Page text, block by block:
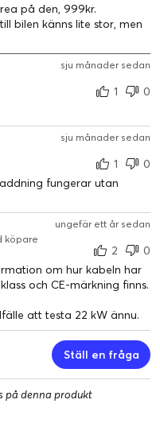
på den, 999kr.
bilen känns lite stor, men
sju månader sedan
1
0
sju månader sedan
1
0
fungerar utan
ungefär ett år sedan
köpare
2
0
om hur kabeln har
och CE-märkning finns.
att testa 22 kW ännu.
Ställ en fråga
på denna produkt